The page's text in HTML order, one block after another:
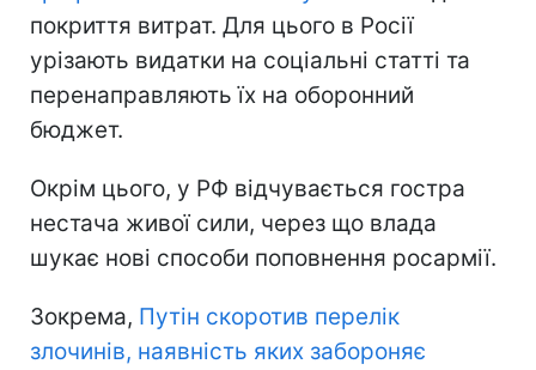
покриття витрат. Для цього в Росії
урізають видатки на соціальні статті та
перенаправляють їх на оборонний
бюджет.
Окрім цього, у РФ відчувається гостра
нестача живої сили, через що влада
шукає нові способи поповнення росармії.
Зокрема, Путін скоротив перелік
злочинів, наявність яких забороняє